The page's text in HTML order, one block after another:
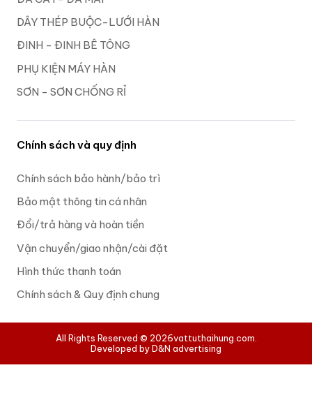
DÂY THÉP BUỘC-LƯỚI HÀN
ĐINH - ĐINH BÊ TÔNG
PHỤ KIỆN MÁY HÀN
SƠN - SƠN CHỐNG RỈ
Chính sách và quy định
Chính sách bảo hành/bảo trì
Bảo mật thông tin cá nhân
Đổi/trả hàng và hoàn tiền
Vận chuyển/giao nhận/cài đặt
Hình thức thanh toán
Chính sách & Quy định chung
All Rights Reserved © 2026vattuthaihung.com.
Developed by D&N advertising